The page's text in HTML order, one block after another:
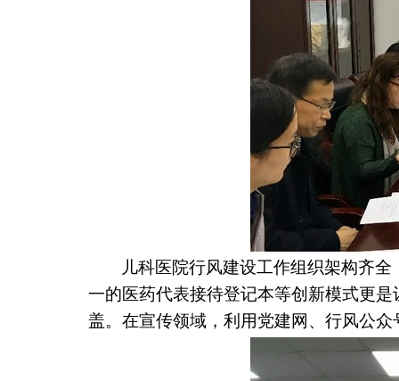
儿科医院行风建设工作组织架构齐
一的医药代表接待登记本等创新模式更
盖。在宣传领域，利用党建网、行风公